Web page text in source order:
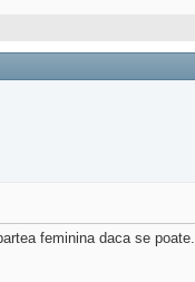
feminina daca se poate.